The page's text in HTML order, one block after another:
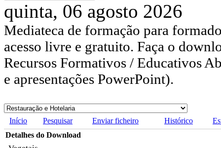
quinta, 06 agosto 2026
Mediateca de formação para
acesso livre e gratuito. Faça o
Recursos Formativos / Educativos
e apresentações PowerPoint).
Início Pesquisar Enviar ficheiro Histórico
Detalhes do Download